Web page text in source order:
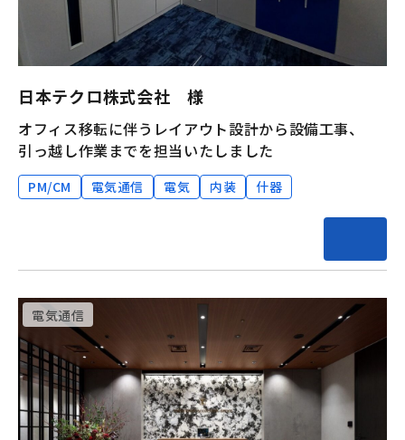
日本テクロ株式会社 様
オフィス移転に伴うレイアウト設計から設備工事、
引っ越し作業までを担当いたしました
PM/CM 電気通信 電気 内装 什器
電気通信